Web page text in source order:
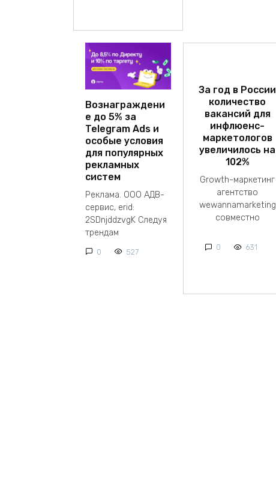
Вознаграждени
е до 5% за
Telegram Ads и
особые условия
для популярных
рекламных
систем
Реклама. ООО АДВ-
сервис, erid:
2SDnjddzvgK Следуя
трендам
0 527
За год в России
количество
вакансий для
инфлюенс-
маркетологов
увеличилось на
102%
Growth-маркетинг
агентство
wewannamarketing
совместно
0 631